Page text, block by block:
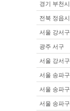
경기 부천시
전북 정읍시
서울 강서구
광주 서구
서울 강서구
서울 송파구
서울 송파구
서울 송파구